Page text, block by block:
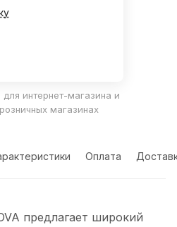
интернет-магазина и
магазинах
Оплата
предлагает широкий